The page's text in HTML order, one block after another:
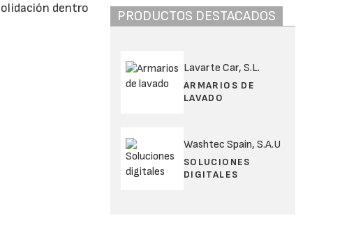
dentro
PRODUCTOS DESTACADOS
Lavarte Car, S.L.
ARMARIOS DE
LAVADO
Washtec Spain, S.A.U
SOLUCIONES
DIGITALES